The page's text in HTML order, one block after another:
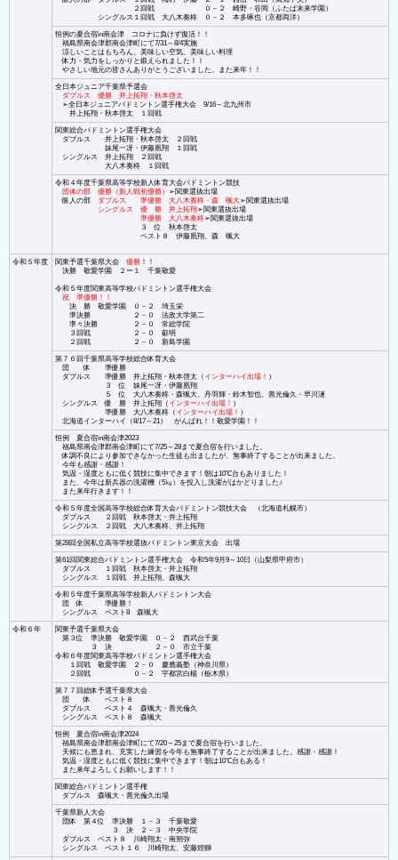
２回戦 ０－２ 崎野・谷岡（ふたば未来学園）
シングルス１回戦 大八木奏柊 ０－２ 本多啄也（京都両洋）
恒例の夏合宿in南会津 コロナに負けず復活！！
福島県南会津郡南会津町にて7/31～8/4実施
涼しいことはもちろん、美味しい空気、美味しい料理
体力・気力をしっかりと鍛えられました！！
やさしい地元の皆さんありがとうございました。また来年！！
全日本ジュニア千葉県予選会
ダブルス 優勝 井上拓翔・秋本啓太
➢全日本ジュニアバドミントン選手権大会 9/16～北九州市
井上拓翔・秋本啓太 １回戦
関東総合バドミントン選手権大会
ダブルス 井上拓翔・秋本啓太 ２回戦
妹尾一冴・伊藤凰翔 １回戦
シングルス 井上拓翔 ２回戦
大八木奏柊 １回戦
令和４年度千葉県高等学校新人体育大会バドミントン競技
団体の部 優勝（新人戦初優勝）
➢関東選抜出場
個人の部
ダブルス 準優勝 大八木奏柊・森 颯大➢関東選抜出場
シングルス 優 勝 井上拓翔➢関東選抜出場
準優勝 大八木奏柊➢関東選抜出場
３ 位 秋本啓太
ベスト８ 伊藤凰翔、森 颯大
令和５年度 関東予選千葉県大会 優勝 ！！
決勝 敬愛学園 ２ー１ 千葉敬愛
令和５年度関東高等学校バドミントン選手権大会
祝 準優勝！！
決 勝 敬愛学園 ０－２ 埼玉栄
準決勝 ２－０ 法政大学第二
準々決勝 ２－０ 常総学院
３回戦 ２－０ 叡明
２回戦 ２－０ 新島学園
第７６回千葉県高等学校総合体育大会
団 体 準優勝
ダブルス 準優勝 井上拓翔・秋本啓太（ インターハイ出場！ ）
３ 位 妹尾一冴・伊藤凰翔
５ 位 大八木奏柊・森颯大、丹羽輝・鈴木智也、善光倫久・早川漣
シングルス 優 勝 井上拓翔（ インターハイ出場！ ）
準優勝 大八木奏柊（ インターハイ出場！ ）
北海道インターハイ（8/17～21） がんばれ！！敬愛学園！！
恒例 夏合宿in南会津2023
福島県南会津郡南会津町にて7/25～28まで夏合宿を行いました。
体調不良により参加できなかった生徒も出ましたが、無事終了することが出来ました。
今年も感謝・感謝！
気温・湿度ともに低く競技に集中できます！朝は10℃台もありました！
また、今年は新兵器の洗濯機（5㎏）を投入し洗濯がはかどりました♪
また来年行きます！！
令和５年度全国高等学校総合体育大会バドミントン競技大会 （北海道札幌市）
ダブルス ２回戦 秋本啓太・井上拓翔
シングルス ２回戦 大八木奏柊、井上拓翔
第28回全国私立高等学校選抜バドミントン東京大会 出場
第61回関東総合バドミントン選手権大会 令和5年9月9～10日（山梨県甲府市）
ダブルス １回戦 秋本啓太・井上拓翔
シングルス １回戦 井上拓翔、森颯大
令和５年度千葉県高等学校新人バドミントン大会
団 体 準優勝！
シングルス ベスト8 森颯大
令和６年
関東予選千葉県大会
第３位 準決勝 敬愛学園 ０－２ 西武台千葉
３ 決 ２－０ 市立千葉
令和６年度関東高等学校バドミントン選手権大会
１回戦 敬愛学園 ２－０ 慶應義塾（神奈川県）
２回戦 ０－２ 宇都宮白楊（栃木県）
第７７回総体予選千葉県大会
団 体 ベスト８
ダブルス ベスト４ 森颯大・善光倫久
シングルス ベスト８ 森颯大
恒例 夏合宿in南会津2024
福島県南会津郡南会津町にて7/20～25まで夏合宿を行いました。
天候にも恵まれ、充実した練習を今年も無事終了することが出来ました。感謝・感謝！
気温・湿度ともに低く競技に集中できます！朝は10℃台もある！
また来年よろしくお願いします！！
関東総合バドミントン選手権
ダブルス 森颯大・善光倫久出場
千葉県新人大会
団体 第４位 準決勝 １－３ 千葉敬愛
３ 決 ２－３ 中央学院
ダブルス ベスト８ 川崎翔太・南朔弥
シングルス ベスト１６ 川崎翔太、安藤煌獅